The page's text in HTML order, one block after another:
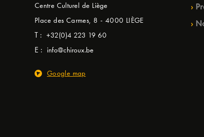
Centre Culturel de Liège
Place des Carmes, 8 - 4000 LIÈGE
T : +32(0)4 223 19 60
E : info@chiroux.be
Google map